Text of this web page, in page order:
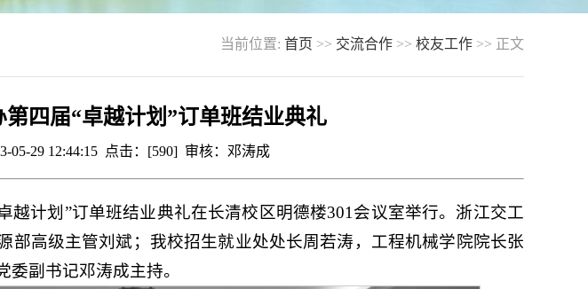
当前位置: 首页 >> 交流合作 >> 校友工作 >> 正文
第四届“卓越计划”订单班结业典礼
05-29 12:44:15 点击：[590] 审核：邓涛成
越计划”订单班结业典礼在长清校区明德楼301会议室举行。浙江交工
部高级主管刘斌；我校招生就业处处长周若涛，工程机械学院院长张
副书记邓涛成主持。